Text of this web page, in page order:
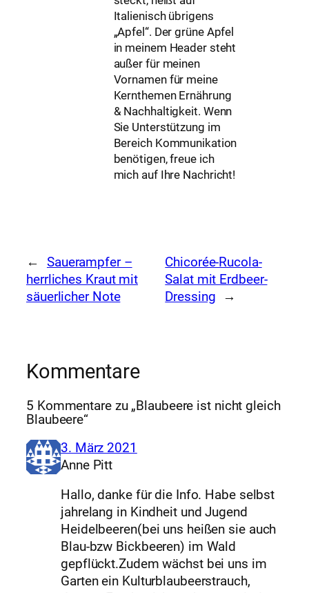
Italienisch übrigens
„Apfel“. Der grüne Apfel
in meinem Header steht
außer für meinen
Vornamen für meine
Kernthemen Ernährung
& Nachhaltigkeit. Wenn
Sie Unterstützung im
Bereich Kommunikation
benötigen, freue ich
mich auf Ihre Nachricht!
←
Sauerampfer –
herrliches Kraut mit
säuerlicher Note
Chicorée-Rucola-
Salat mit Erdbeer-
Dressing
→
Kommentare
5 Kommentare zu „Blaubeere ist nicht gleich
Blaubeere“
3. März 2021
Anne Pitt
Hallo, danke für die Info. Habe selbst
jahrelang in Kindheit und Jugend
Heidelbeeren(bei uns heißen sie auch
Blau-bzw Bickbeeren) im Wald
gepflückt.Zudem wächst bei uns im
Garten ein Kulturblaubeerstrauch,